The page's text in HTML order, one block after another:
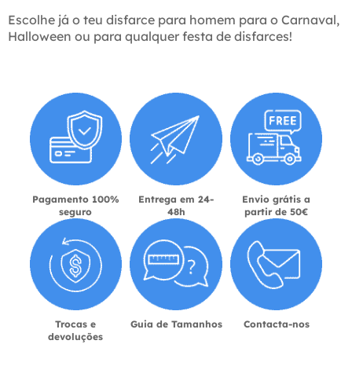
Escolhe já o teu disfarce para homem para o Carnaval,
Halloween ou para qualquer festa de disfarces!
Pagamento 100%
seguro
Entrega em 24-
48h
Envio grátis a
partir de 50€
Trocas e
devoluções
Guia de Tamanhos Contacta-nos